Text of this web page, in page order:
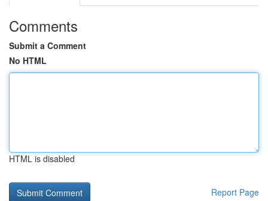
Comments
Submit a Comment
No HTML
HTML is disabled
Report Page